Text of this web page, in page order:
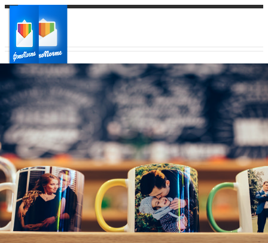
Ваш город:
Ваш регион доставки
Выберите из списка: